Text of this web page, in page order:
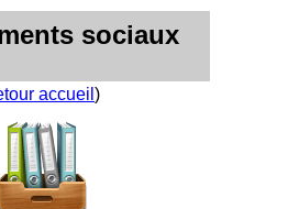
sociaux
accueil )